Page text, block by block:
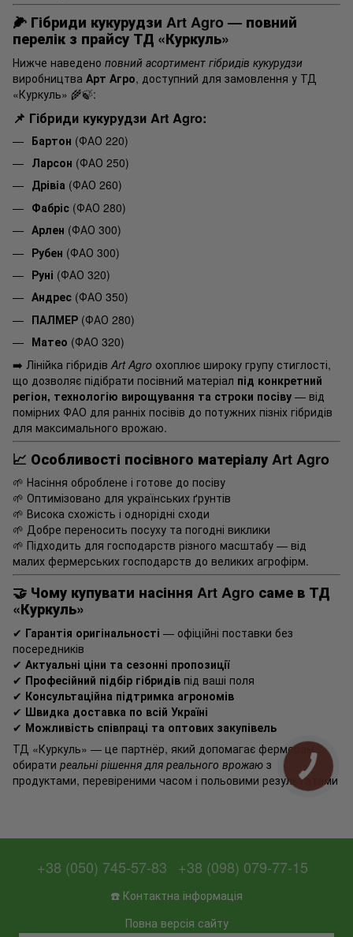
🌽 Гібриди кукурудзи Art Agro — повний
перелік з прайсу ТД «Куркуль»
Нижче наведено повний асортимент гібридів кукурудзи
виробництва Арт Агро, доступний для замовлення у ТД
«Куркуль» 🌾🍃:
📌 Гібриди кукурудзи Art Agro:
Бартон (ФАО 220)
Ларсон (ФАО 250)
Дрівіа (ФАО 260)
Фабріс (ФАО 280)
Арлен (ФАО 300)
Рубен (ФАО 300)
Руні (ФАО 320)
Андрес (ФАО 350)
ПАЛМЕР (ФАО 280)
Матео (ФАО 320)
➡️ Лінійка гібридів Art Agro охоплює широку групу стиглості,
що дозволяє підібрати посівний матеріал під конкретний
регіон, технологію вирощування та строки посіву — від
помірних ФАО для ранніх посівів до потужних пізніх гібридів
для максимального врожаю.
📈 Особливості посівного матеріалу Art Agro
🌱 Насіння оброблене і готове до посіву
🌱 Оптимізовано для українських ґрунтів
🌱 Висока схожість і однорідні сходи
🌱 Добре переносить посуху та погодні виклики
🌱 Підходить для господарств різного масштабу — від
малих фермерських господарств до великих агрофірм.
🤝 Чому купувати насіння Art Agro саме в ТД
«Куркуль»
✔ Гарантія оригінальності — офіційні поставки без
посередників
✔ Актуальні ціни та сезонні пропозиції
✔ Професійний підбір гібридів під ваші поля
✔ Консультаційна підтримка агрономів
✔ Швидка доставка по всій Україні
✔ Можливість співпраці та оптових закупівель
ТД «Куркуль» — це партнёр, який допомагає фермерам
обирати реальні рішення для реального врожаю з
продуктами, перевіреними часом і польовими результатами
+38 (050) 745-57-83 +38 (098) 079-77-15
☎️ Контактна інформація
Повна версія сайту